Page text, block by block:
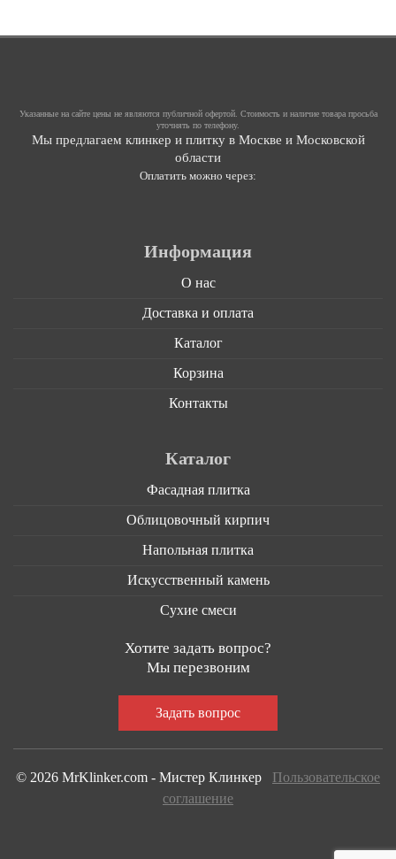
Указанные на сайте цены не являются публичной офертой. Стоимость и наличие товара просьба
уточнять по телефону.
Мы предлагаем клинкер и плитку в Москве и Московской
области
Оплатить можно через:
Информация
О нас
Доставка и оплата
Каталог
Корзина
Контакты
Каталог
Фасадная плитка
Облицовочный кирпич
Напольная плитка
Искусственный камень
Сухие смеси
Хотите задать вопрос?
Мы перезвоним
© 2026 MrKlinker.com - Мистер Клинкер Пользовательское
соглашение